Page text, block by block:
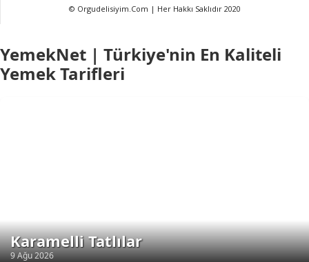
© Orgudelisiyim.Com | Her Hakkı Saklıdır 2020
YemekNet | Türkiye'nin En Kaliteli
Yemek Tarifleri
Karamelli Tatlılar
9 Ağu 2026